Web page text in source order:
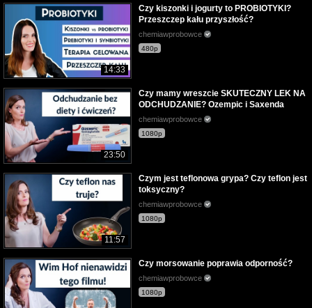
14:33
Czy kiszonki i jogurty to PROBIOTYKI?
Przeszczep kału przyszłość?
chemiawprobowce
480p
23:50
Czy mamy wreszcie SKUTECZNY LEK NA
ODCHUDZANIE? Ozempic i Saxenda
chemiawprobowce
1080p
11:57
Czym jest teflonowa grypa? Czy teflon jest
toksyczny?
chemiawprobowce
1080p
Czy morsowanie poprawia odporność?
chemiawprobowce
1080p